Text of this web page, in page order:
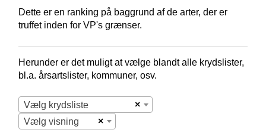
Dette er en ranking på baggrund af de arter, der er
truffet inden for VP's grænser.
Herunder er det muligt at vælge blandt alle krydslister,
bl.a. årsartslister, kommuner, osv.
×
Vælg krydsliste
×
Vælg visning